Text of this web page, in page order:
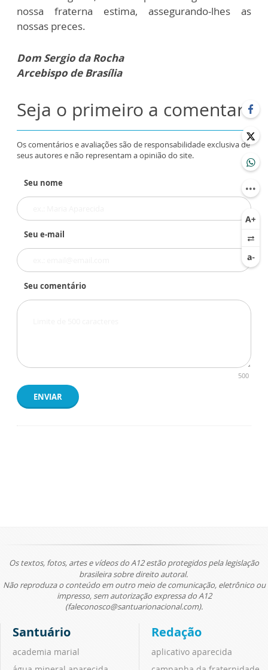
nossa fraterna estima, assegurando-lhes as
nossas preces.
Dom Sergio da Rocha
Arcebispo de Brasília
Seja o primeiro a comentar
Os comentários e avaliações são de responsabilidade exclusiva de
seus autores e não representam a opinião do site.
Seu nome
Seu e-mail
Seu comentário
500
ENVIAR
Os textos, fotos, artes e vídeos do A12 estão protegidos pela legislação
brasileira sobre direito autoral.
Não reproduza o conteúdo em outro meio de comunicação, eletrônico ou
impresso, sem autorização expressa do A12
(faleconosco@santuarionacional.com).
Santuário
academia marial
Redação
aplicativo aparecida